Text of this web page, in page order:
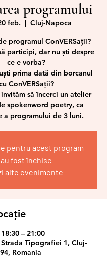
programului
feb.
  |
Cluj-Napoca
programul ConVERSații?
participi, dar nu ști despre
ce e vorba?
prima dată din borcanul
ConVERSații?
să încerci un atelier
spokenword poetry, ca
a programului de 3 luni.
pentru acest program
au fost închise
alte evenimente
– 21:00
Tipografiei 1, Cluj-
Romania